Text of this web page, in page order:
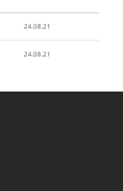
24.08.21
24.08.21